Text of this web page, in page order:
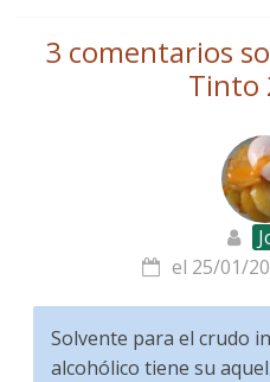
3 comentarios
Tinto
el 25/01/
Solvente para el crudo
alcohólico tiene su